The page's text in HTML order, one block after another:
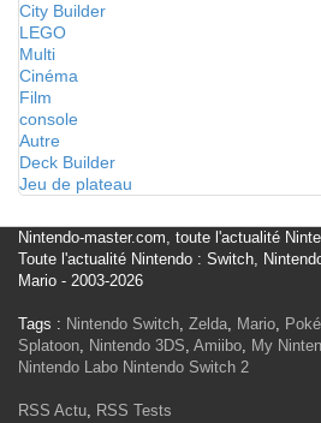
City Builder
LEGO
Multi
Cinéma
Film
console
Autre
Deck Builder
Jeu de plateau
Nintendo-master.com, toute l'actualité
Toute l'actualité Nintendo : Switch,
Mario - 2003-2026
Tags : Nintendo Switch, Zelda, Mario,
Splatoon, Nintendo 3DS, Amiibo, My
Nintendo Labo Nintendo Switch 2
RSS Actu, RSS Tests